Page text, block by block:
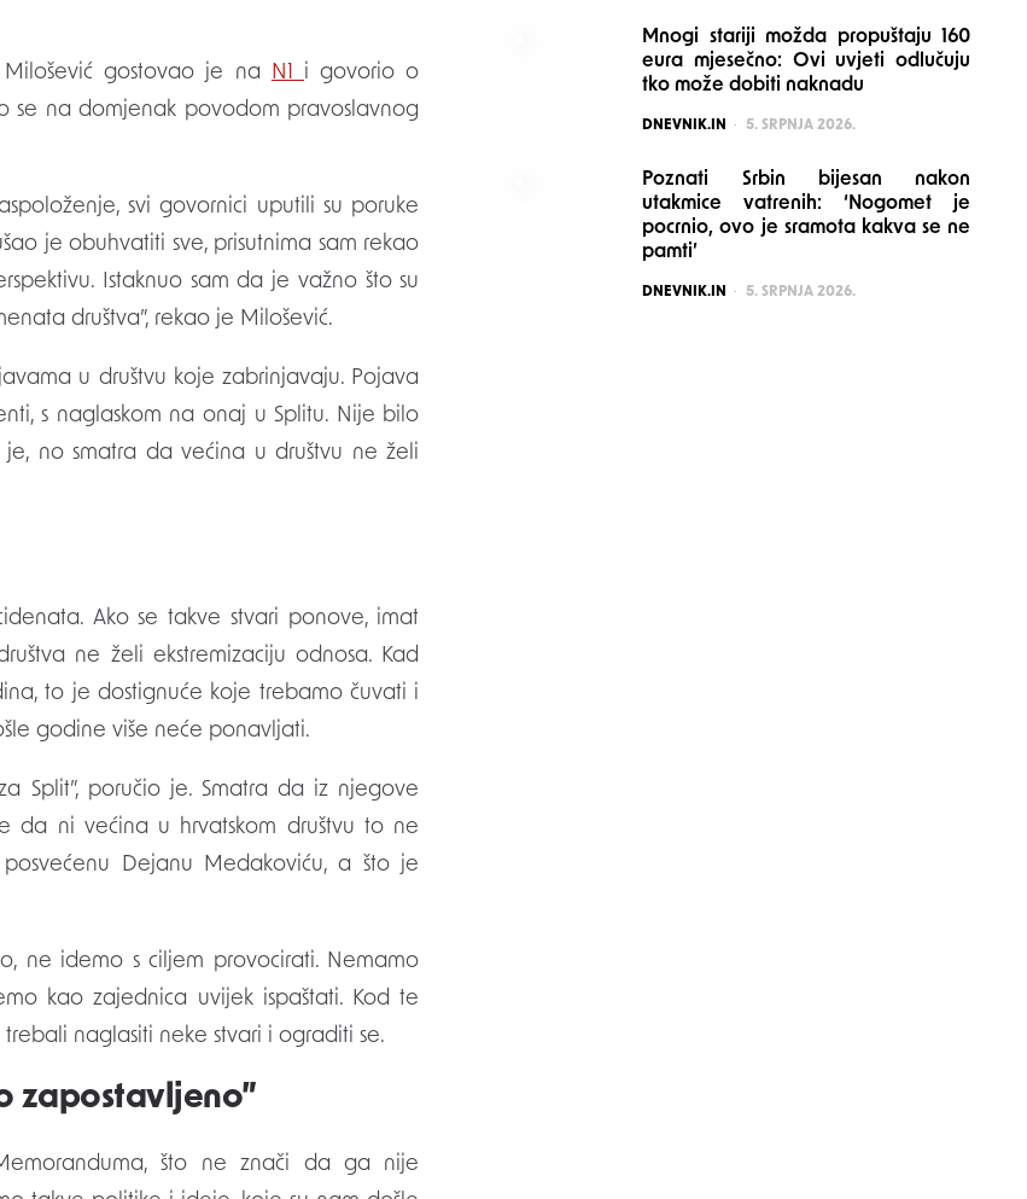
Milošević gostovao je na N1 i govorio o
se na domjenak povodom pravoslavnog
svi govornici uputili su poruke
je obuhvatiti sve, prisutnima sam rekao
Istaknuo sam da je važno što su
društva”, rekao je Milošević.
u društvu koje zabrinjavaju. Pojava
s naglaskom na onaj u Splitu. Nije bilo
no smatra da većina u društvu ne želi
Ako se takve stvari ponove, imat
ne želi ekstremizaciju odnosa. Kad
to je dostignuće koje trebamo čuvati i
godine više neće ponavljati.
Split”, poručio je. Smatra da iz njegove
da ni većina u hrvatskom društvu to ne
Dejanu Medakoviću, a što je
ne idemo s ciljem provocirati. Nemamo
kao zajednica uvijek ispaštati. Kod te
naglasiti neke stvari i ograditi se.
zapostavljeno”
što ne znači da ga nije
Mnogi stariji možda propuštaju 160
eura mjesečno: Ovi uvjeti odlučuju
tko može dobiti naknadu
POSTED
DNEVNIK.IN 5. SRPNJA 2026.
Poznati Srbin bijesan nakon
utakmice vatrenih: ‘Nogomet je
pocrnio, ovo je sramota kakva se ne
pamti’
POSTED
DNEVNIK.IN 5. SRPNJA 2026.